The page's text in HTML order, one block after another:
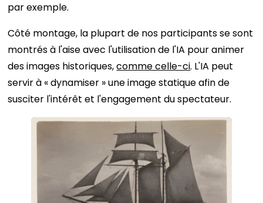
par exemple.
Côté montage, la plupart de nos participants se sont
montrés à l'aise avec l'utilisation de l'IA pour animer
des images historiques,comme celle-ci. L'IA peut
servir à « dynamiser » une image statique afin de
susciter l'intérêt et l'engagement du spectateur.